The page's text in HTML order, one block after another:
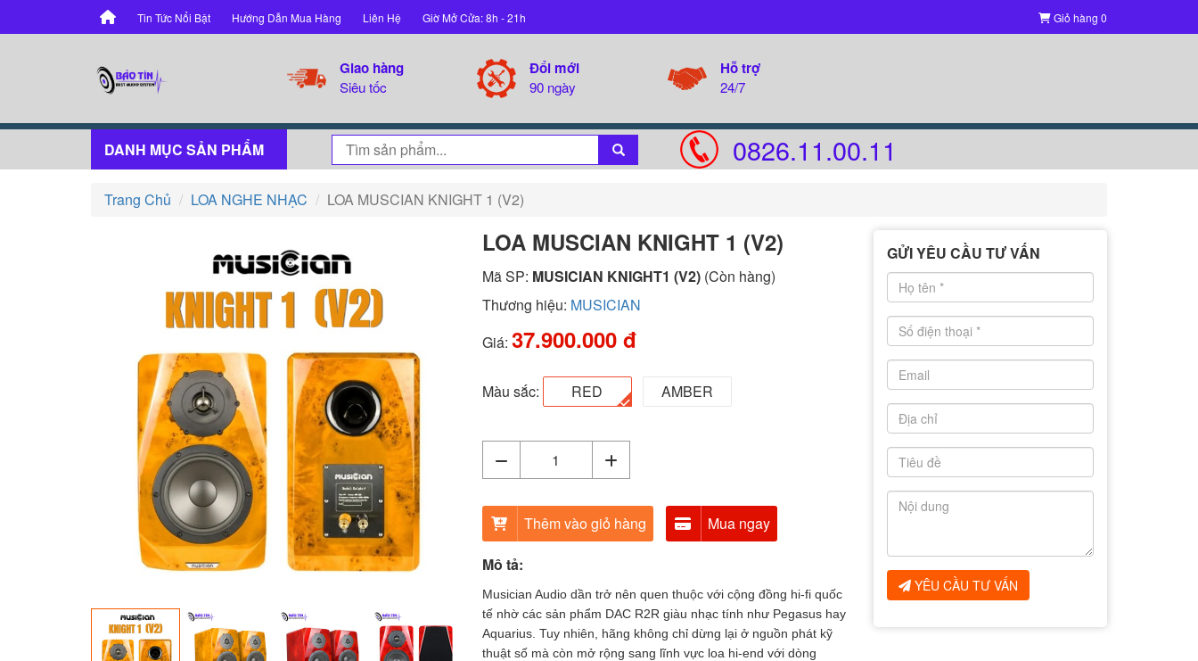
Tin Tức Nổi Bật Hướng Dẫn Mua Hàng Liên Hệ Giờ Mở Cửa: 8h - 21h Giỏ hàng 0
Giao hàng
Siêu tốc
Đổi mới
90 ngày
Hỗ trợ
24/7
DANH MỤC SẢN PHẨM 0826.11.00.11
Trang Chủ LOA NGHE NHẠC LOA MUSCIAN KNIGHT 1 (V2)
LOA MUSCIAN KNIGHT 1 (V2)
Mã SP: MUSICIAN KNIGHT1 (V2) (Còn hàng)
Thương hiệu: MUSICIAN
Giá: 37.900.000 đ
Màu sắc: RED AMBER
Thêm vào giỏ hàng
Mua ngay
Mô tả:
Musician Audio dần trở nên quen thuộc với cộng đồng hi-fi quốc
tế nhờ các sản phẩm DAC R2R giàu nhạc tính như Pegasus hay
Aquarius. Tuy nhiên, hãng không chỉ dừng lại ở nguồn phát kỹ
thuật số mà còn mở rộng sang lĩnh vực loa hi-end với dòng
GỬI YÊU CẦU TƯ VẤN
YÊU CẦU TƯ VẤN